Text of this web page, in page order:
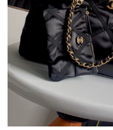
管
せ
2026人気特集
バッグ
財布
時計
服
ズボン
衣装セット
靴
住まい用品
アクセサリー
ベルト
スカーフ
アイフォーンケ
ース
小物
最